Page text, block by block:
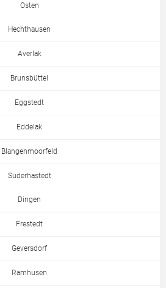
Osten
Hechthausen
Averlak
Brunsbüttel
Eggstedt
Eddelak
Blangenmoorfeld
Süderhastedt
Dingen
Frestedt
Geversdorf
Ramhusen